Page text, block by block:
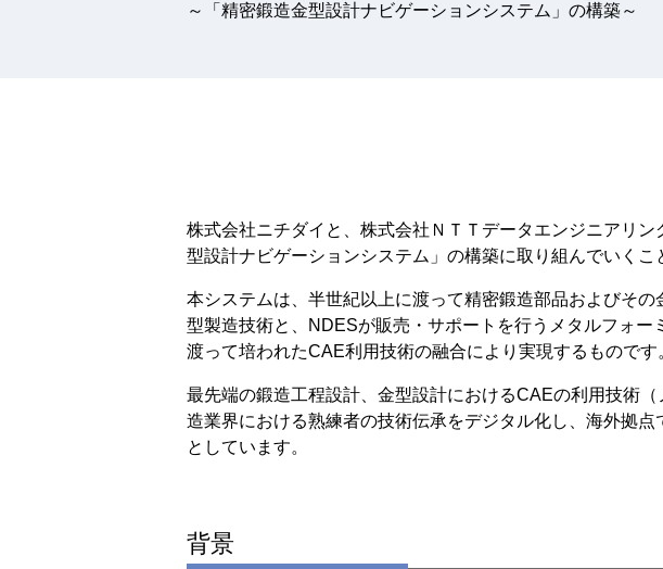
～「精密鍛造金型設計ナビゲーションシステム」の構築～
株式会社ニチダイと、株式会社ＮＴＴデータエンジニアリ
型設計ナビゲーションシステム」の構築に取り組んでいくこ
本システムは、半世紀以上に渡って精密鍛造部品およびそ
型製造技術と、NDESが販売・サポートを行うメタルフォ
渡って培われたCAE利用技術の融合により実現するものです
最先端の鍛造工程設計、金型設計におけるCAEの利用技術
造業界における熟練者の技術伝承をデジタル化し、海外拠
としています。
背景